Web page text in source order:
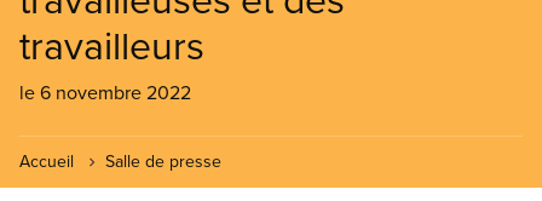
travailleurs
le 6 novembre 2022
Accueil Salle de presse